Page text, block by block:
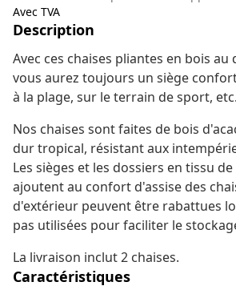
Avec TVA
Description
Avec ces chaises pliantes en bois au
vous aurez toujours un siège
à la plage, sur le terrain de sport, etc.
Nos chaises sont faites de bois
dur tropical, résistant aux
Les sièges et les dossiers en tissu
ajoutent au confort d'assise des
d'extérieur peuvent être rabattues
pas utilisées pour faciliter le
La livraison inclut 2 chaises.
Caractéristiques